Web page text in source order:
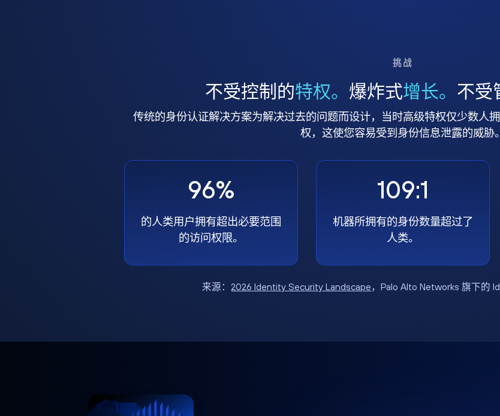
挑战
不受控制的特权。 爆炸式增长。 不受
传统的身份认证解决方案为解决过去的问题而设计，当时高级特权仅少数人
权，这使您容易受到身份信息泄露的威胁。
96%
的人类用户拥有超出必要范围
的访问权限。
109:1
机器所拥有的身份数量超过了
人类。
来源： 2026 Identity Security Landscape，Palo Alto Networks 旗下的